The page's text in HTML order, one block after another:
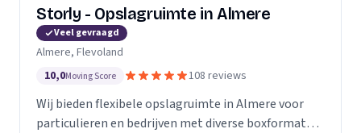
Storly - Opslagruimte in Almere
Veel gevraagd
Almere, Flevoland
10,0Moving Score 108 reviews
Wij bieden flexibele opslagruimte in Almere voor
particulieren en bedrijven met diverse boxformaten